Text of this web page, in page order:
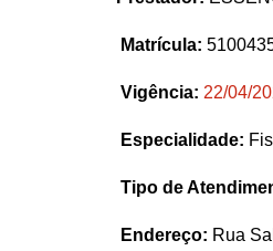
Matrícula:
Vigência: 22/04/
Especialidade:
Tipo de
Endereço: Rua